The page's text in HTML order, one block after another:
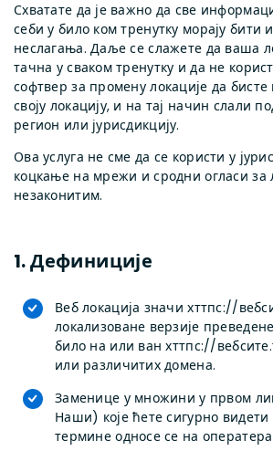
Схватате да је важно да све
себи у било ком тренутку морају бити
неслагања. Даље се слажете да ваша
тачна у сваком тренутку и да не
софтвер за промену локације да
своју локацију, и на тај начин слали
регион или јурисдикцију.
Ова услуга не сме да се користи у
коцкање на мрежи и сродни огласи за
незаконитим.
1. Дефиниције
Веб локација значи хттпс://
локализоване верзије
било на или ван хттпс://
или различитих домена.
Заменице у множини у првом
Наши) које ћете сигурно видети
термине односе се на оператера